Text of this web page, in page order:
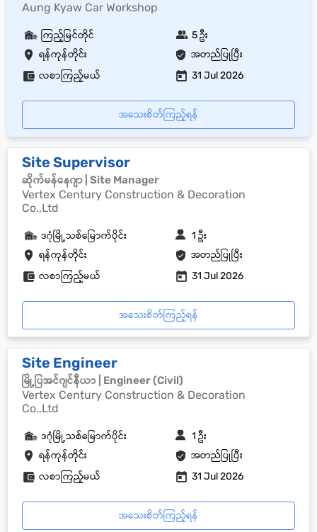
Aung Kyaw Car Workshop
ရန်ကုန်တိုင်း အတည်ပြုပြီး
ကြည့်မြင်တိုင် 5 ဦး
လစာကြည့်မယ် 31 Jul 2026
အသေးစိတ်ကြည့်ရန်
Site Supervisor
ဆိုက်မန်နေဂျာ | Site Manager
Vertex Century Construction & Decoration
Co.,Ltd
ရန်ကုန်တိုင်း အတည်ပြုပြီး
ဒဂုံမြို့သစ်မြောက်ပိုင်း 1 ဦး
လစာကြည့်မယ် 31 Jul 2026
အသေးစိတ်ကြည့်ရန်
Site Engineer
မြို့ပြအင်ဂျင်နီယာ | Engineer (Civil)
Vertex Century Construction & Decoration
Co.,Ltd
ရန်ကုန်တိုင်း အတည်ပြုပြီး
ဒဂုံမြို့သစ်မြောက်ပိုင်း 1 ဦး
လစာကြည့်မယ် 31 Jul 2026
အသေးစိတ်ကြည့်ရန်